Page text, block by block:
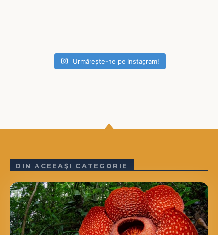
Urmărește-ne pe Instagram!
DIN ACEEAȘI CATEGORIE